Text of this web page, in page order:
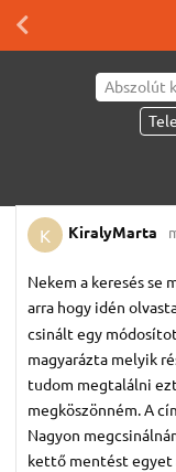
Abszolút
K KiralyMarta
Nekem a keresés se
arra hogy idén
csinált egy
magyarázta melyik
tudom megtalálni
megköszönném. A
Nagyon
kettő mentést egyet